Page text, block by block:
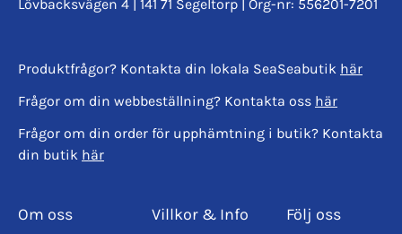
Lövbacksvägen 4 | 141 71 Segeltorp | Org-nr: 556201-7201
Produktfrågor? Kontakta din lokala SeaSeabutik här
Frågor om din webbeställning? Kontakta oss här
Frågor om din order för upphämtning i butik? Kontakta
din butik här
Om oss Villkor & Info Följ oss